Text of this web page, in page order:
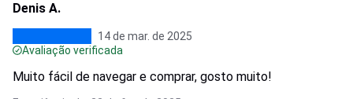
Denis A.
14 de mar. de 2025
Avaliação verificada
Muito fácil de navegar e comprar, gosto muito!